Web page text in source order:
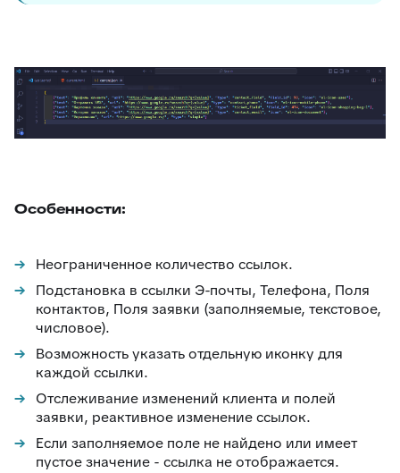
Особенности:
Неограниченное количество ссылок.
Подстановка в ссылки Э-почты, Телефона, Поля
контактов, Поля заявки (заполняемые, текстовое,
числовое).
Возможность указать отдельную иконку для
каждой ссылки.
Отслеживание изменений клиента и полей
заявки, реактивное изменение ссылок.
Если заполняемое поле не найдено или имеет
пустое значение - ссылка не отображается.